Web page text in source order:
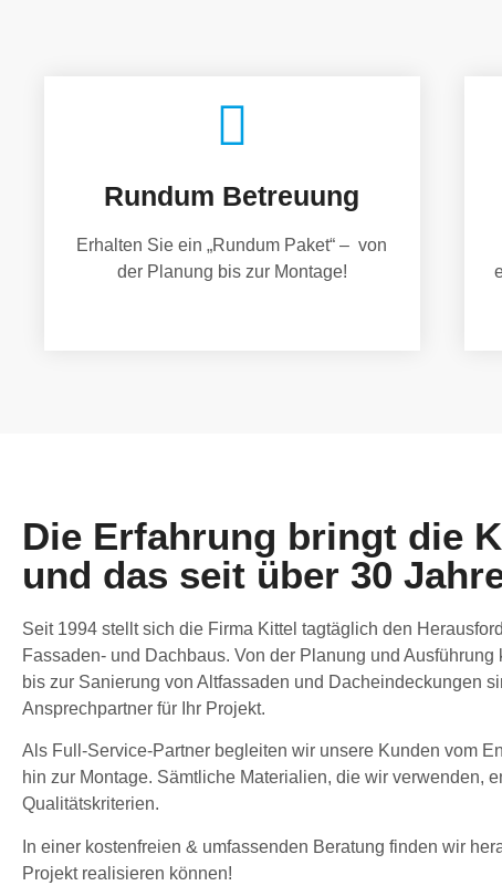
Rundum Betreuung
Erhalten Sie ein „Rundum Paket“ – von
der Planung bis zur Montage!
Die Erfahrung bringt die
und das seit über 30
Seit 1994 stellt sich die Firma Kittel tagtäglich den
Fassaden- und Dachbaus. Von der Planung und
bis zur Sanierung von Altfassaden und Dacheindeckungen
Ansprechpartner für Ihr Projekt.
Als Full-Service-Partner begleiten wir unsere Kunden vom
hin zur Montage. Sämtliche Materialien, die wir verwenden,
Qualitätskriterien.
In einer kostenfreien & umfassenden Beratung finden wir
Projekt realisieren können!